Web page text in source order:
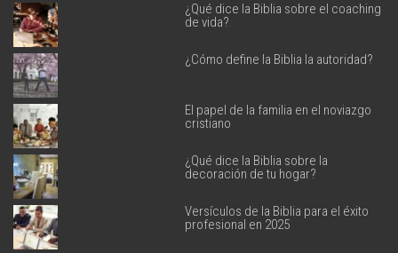
¿Qué dice la Biblia sobre el coaching
de vida?
¿Cómo define la Biblia la autoridad?
El papel de la familia en el noviazgo
cristiano
¿Qué dice la Biblia sobre la
decoración de tu hogar?
Versículos de la Biblia para el éxito
profesional en 2025